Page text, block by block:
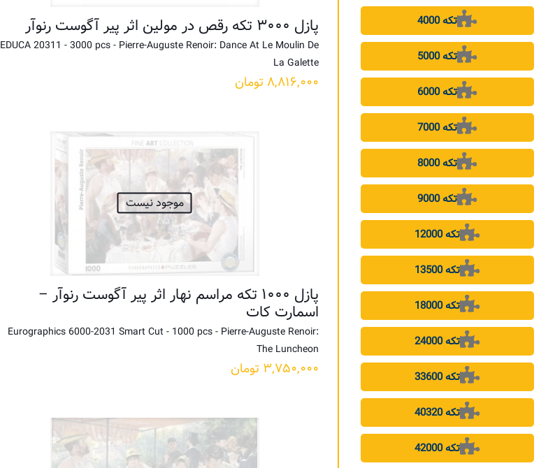
پازل ۳۰۰۰ تکه رقص در مولین اثر پیر آگوست رنوآر
EDUCA 20311 - 3000 pcs - Pierre-Auguste Renoir: Dance At Le Moulin De
La Galette
۸,۸۱۶,۰۰۰ تومان
موجود نیست
پازل ۱۰۰۰ تکه مراسم نهار اثر پیر آگوست رنوآر –
اسمارت کات
Eurographics 6000-2031 Smart Cut - 1000 pcs - Pierre-Auguste Renoir:
The Luncheon
۳,۷۵۰,۰۰۰ تومان
4000 تکه
5000 تکه
6000 تکه
7000 تکه
8000 تکه
9000 تکه
12000 تکه
13500 تکه
18000 تکه
24000 تکه
33600 تکه
40320 تکه
42000 تکه